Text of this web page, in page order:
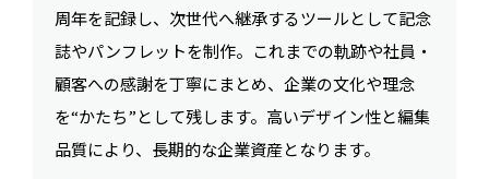
周年を記録し、次世代へ継承するツールとして記念
誌やパンフレットを制作。これまでの軌跡や社員・
顧客への感謝を丁寧にまとめ、企業の文化や理念
を“かたち”として残します。高いデザイン性と編集
品質により、長期的な企業資産となります。